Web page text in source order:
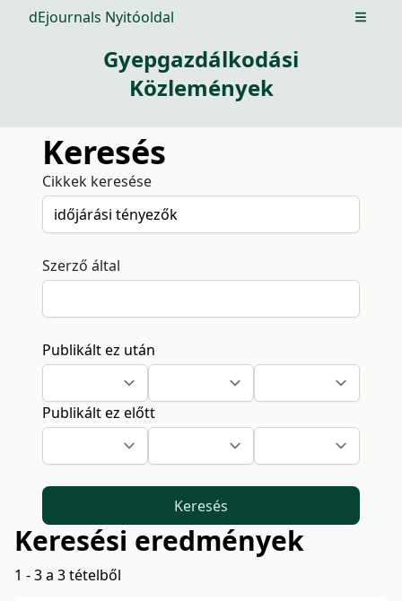
dEjournals Nyitóoldal Open
Gyepgazdálkodási
Közlemények
Keresés
Cikkek keresése
Szerző által
Publikált ez után
Publikált ez előtt
Keresés
Keresési eredmények
1 - 3 a 3 tételből